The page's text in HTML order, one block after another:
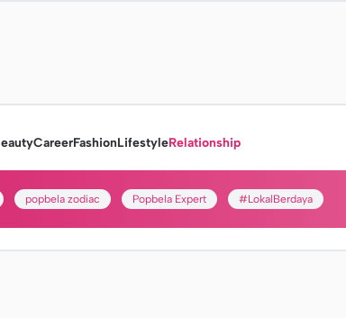
CareerFashionLifestyleRelationship
popbela zodiac Popbela Expert #LokalBerdaya